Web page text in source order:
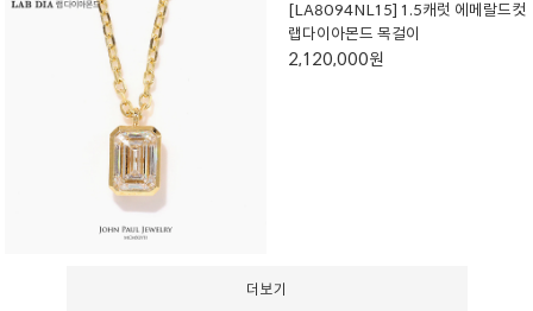
[LA8094NL15] 1.5캐럿 에메랄드컷
랩다이아몬드 목걸이
2,120,000원
더보기